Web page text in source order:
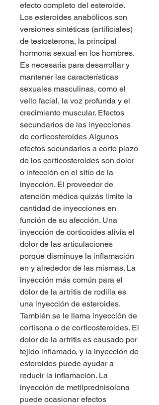
efecto completo del esteroide.
Los esteroides anabólicos son
versiones sintéticas (artificiales)
de testosterona, la principal
hormona sexual en los hombres.
Es necesaria para desarrollar y
mantener las características
sexuales masculinas, como el
vello facial, la voz profunda y el
crecimiento muscular. Efectos
secundarios de las inyecciones
de corticosteroides Algunos
efectos secundarios a corto plazo
de los corticosteroides son dolor
o infección en el sitio de la
inyección. El proveedor de
atención médica quizás limite la
cantidad de inyecciones en
función de su afección. Una
inyección de corticoides alivia el
dolor de las articulaciones
porque disminuye la inflamación
en y alrededor de las mismas. La
inyección más común para el
dolor de la artritis de rodilla es
una inyección de esteroides.
También se le llama inyección de
cortisona o de corticosteroides. El
dolor de la artritis es causado por
tejido inflamado, y la inyección de
esteroides puede ayudar a
reducir la inflamación. La
inyección de metilprednisolona
puede ocasionar efectos